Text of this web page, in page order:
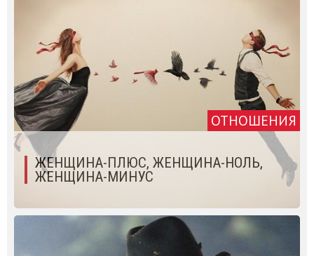
ОТНОШЕНИЯ
ЖЕНЩИНА-ПЛЮС, ЖЕНЩИНА-НОЛЬ,
ЖЕНЩИНА-МИНУС